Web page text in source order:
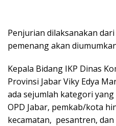
Penjurian dilaksanakan
pemenang akan
Kepala Bidang IKP Dinas
Provinsi Jabar Viky Edya
ada sejumlah kategori
OPD Jabar, pemkab/kota
kecamatan, pesantren,